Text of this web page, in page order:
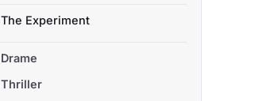
The Experiment
Drame
Thriller